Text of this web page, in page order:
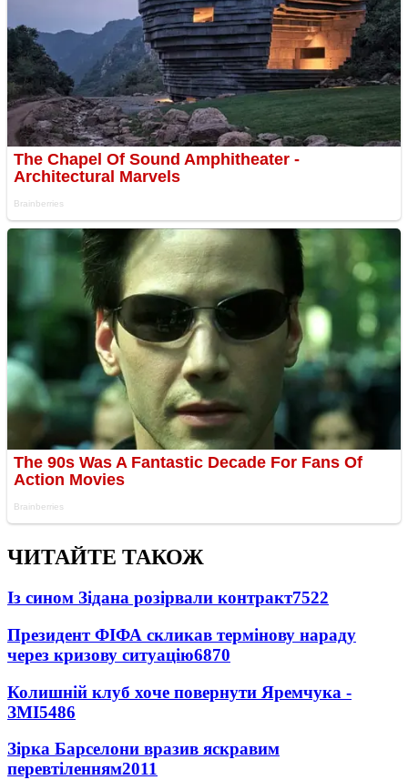
ЧИТАЙТЕ ТАКОЖ
Із сином Зідана розірвали контракт7522
Президент ФІФА скликав термінову нараду
через кризову ситуацію6870
Колишній клуб хоче повернути Яремчука -
ЗМІ5486
Зірка Барселони вразив яскравим
перевтіленням2011